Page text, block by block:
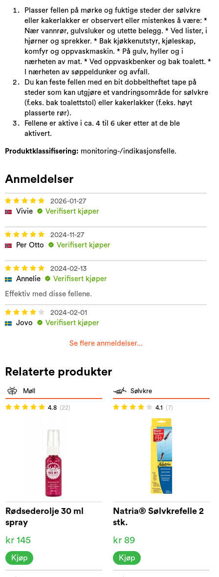
Plasser fellen på mørke og fuktige steder der sølvkre
eller kakerlakker er observert eller mistenkes å være: *
Nær vannrør, gulvsluker og utette belegg. * Ved lister, i
hjørner og sprekker. * Bak kjøkkenutstyr, kjøleskap,
komfyr og oppvaskmaskin. * På gulv, hyller og i
nærheten av mat. * Ved oppvaskbenker og bak toalett. *
I nærheten av søppeldunker og avfall.
Du kan feste fellen med en bit dobbeltheftet tape på
steder som kan utgjøre et vandringsområde for sølvkre
(f.eks. bak toalettstol) eller kakerlakker (f.eks. høyt
plasserte rør).
Fellene er aktive i ca. 4 til 6 uker etter at de ble
aktivert.
Produktklassifisering: monitoring-/indikasjonsfelle.
Anmeldelser
2026-01-27
Vivie
Verifisert kjøper
2024-11-27
Per Otto
Verifisert kjøper
2024-02-13
Annelie
Verifisert kjøper
Effektiv med disse fellene.
2024-02-01
Jovo
Verifisert kjøper
Se flere anmeldelser...
Relaterte produkter
Møll
4.8 (22)
Rødsederolje 30 ml
spray
kr 145
Kjøp
Sølvkre
4.1 (7)
Natria® Sølvkrefelle 2
stk.
kr 89
Kjøp